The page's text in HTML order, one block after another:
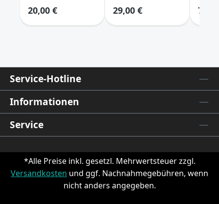
20,00 € 29,00 € 7,50
Service-Hotline
Informationen
Service
*Alle Preise inkl. gesetzl. Mehrwertsteuer zzgl.
Versandkosten und ggf. Nachnahmegebühren, wenn
nicht anders angegeben.